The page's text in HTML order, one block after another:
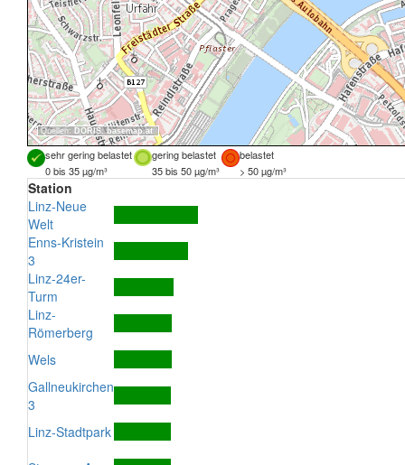
Quellen: DORIS,basemap.at
sehr gering belastet gering belastet
belastet
0 bis 35 µg/m³
35 bis 50 µg/m³ > 50 µg/m³
Station
Linz-Neue
Welt
Enns-Kristein
3
Linz-24er-
Turm
Linz-
Römerberg
Wels
Gallneukirchen
3
Linz-Stadtpark